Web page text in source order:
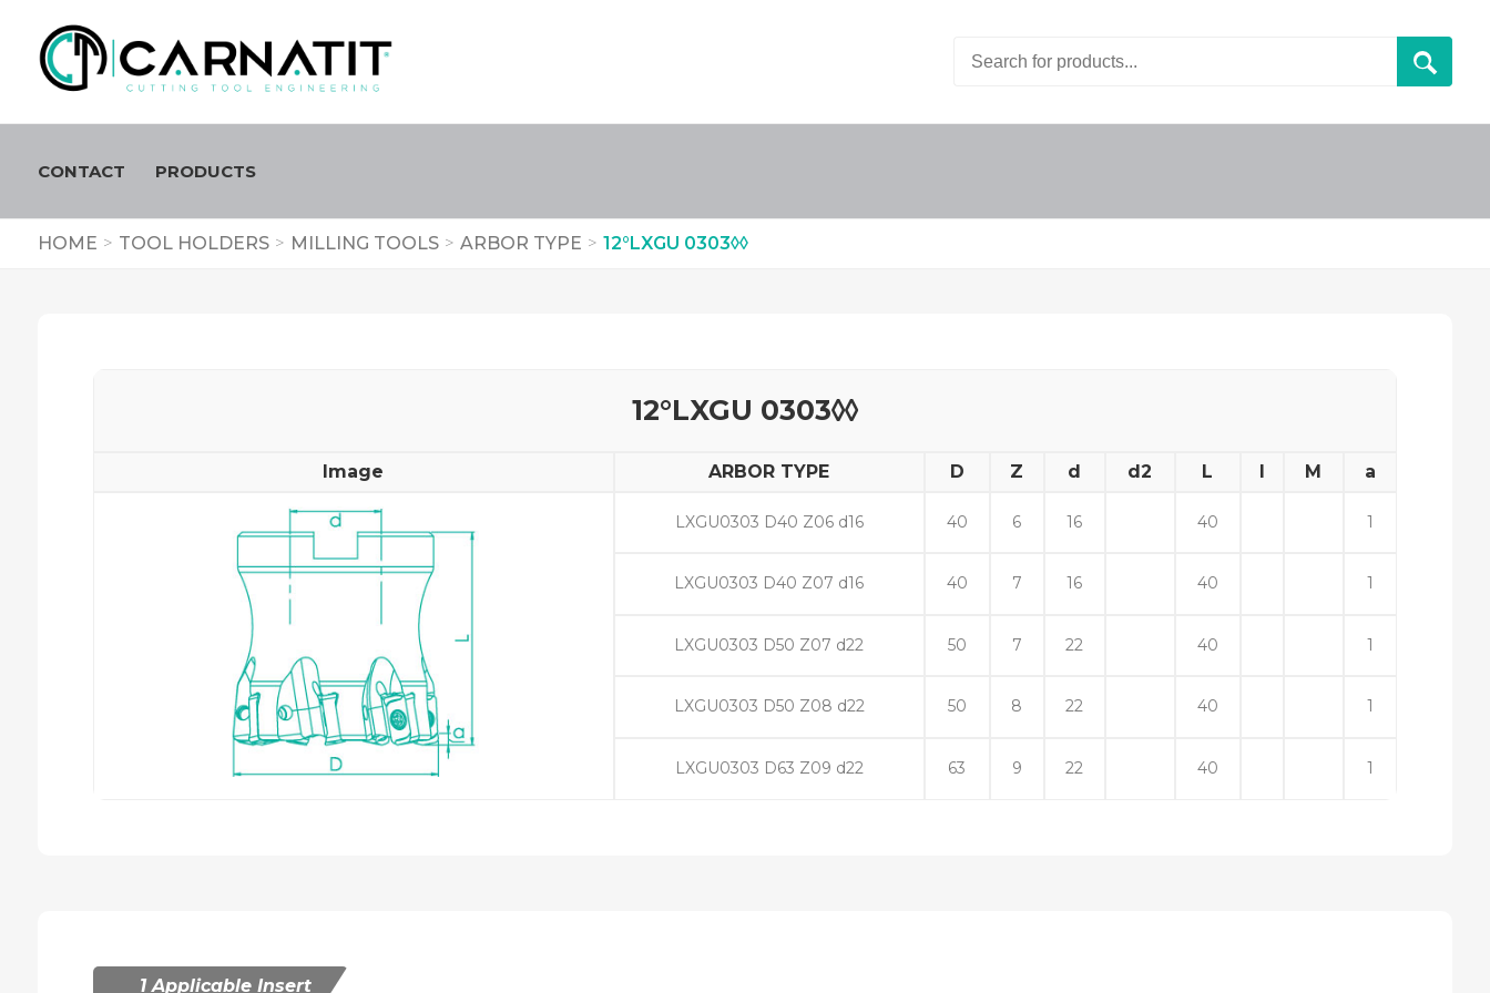
CONTACT PRODUCTS
HOME > TOOL HOLDERS > MILLING TOOLS > ARBOR TYPE > 12°LXGU 0303◊◊
12°LXGU 0303◊◊
Image ARBOR TYPE D Z d d2 L l M a
LXGU0303 D40 Z06 d16 40 6 16 40 1
LXGU0303 D40 Z07 d16 40 7 16 40 1
LXGU0303 D50 Z07 d22 50 7 22 40 1
LXGU0303 D50 Z08 d22 50 8 22 40 1
LXGU0303 D63 Z09 d22 63 9 22 40 1
1 Applicable Insert